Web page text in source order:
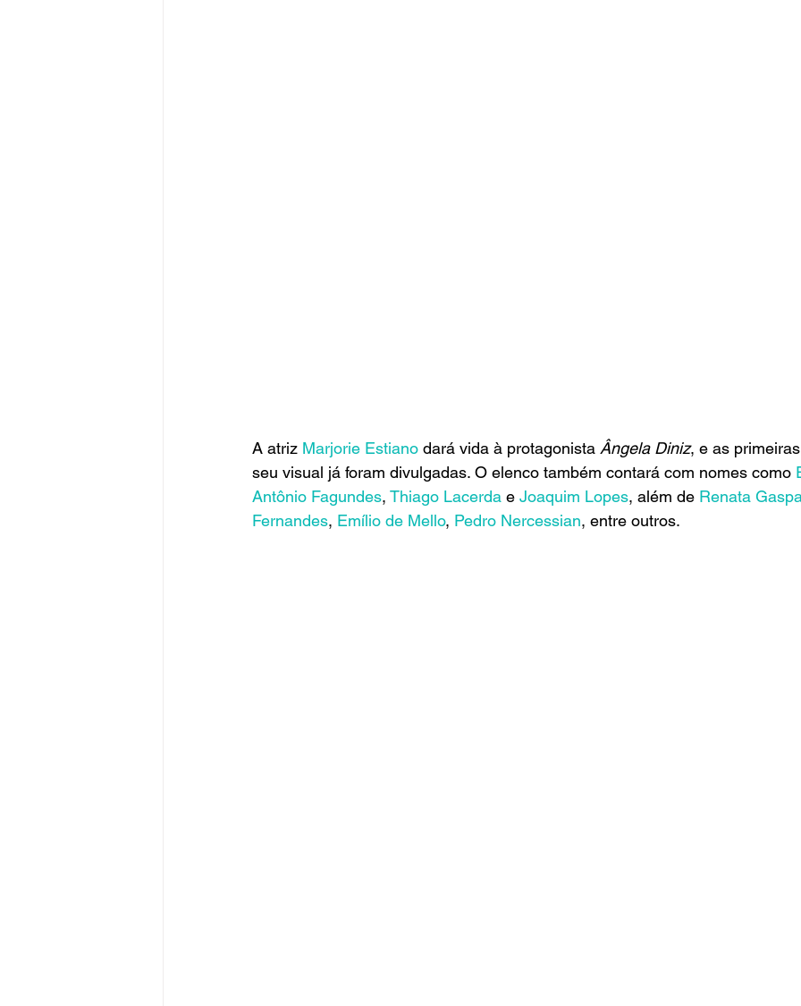
A atriz Marjorie Estiano dará vida à protagonista Ângela Diniz, e as
seu visual já foram divulgadas. O elenco também contará com nomes como
Antônio Fagundes, Thiago Lacerda e Joaquim Lopes, além de Renata
Fernandes, Emílio de Mello, Pedro Nercessian, entre outros.